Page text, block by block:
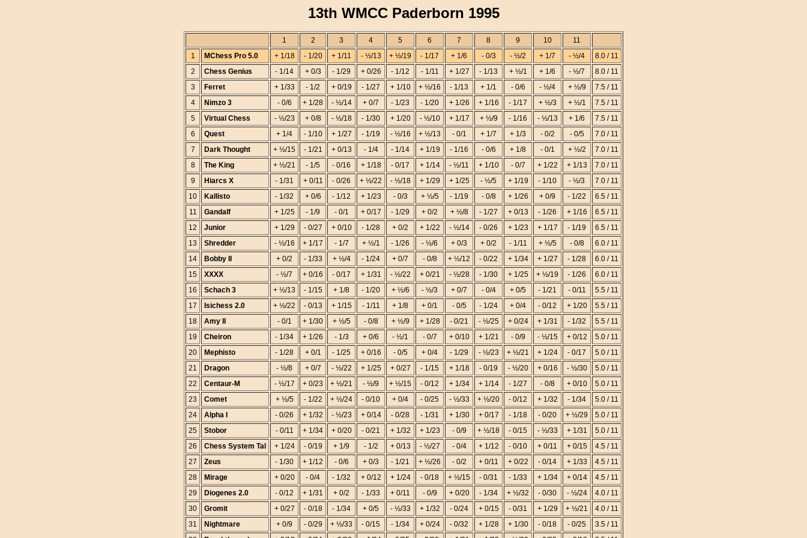
13th WMCC Paderborn 1995
1 2 3 4 5 6 7 8 9 10
11
1
MChess Pro 5.0 + 1/18 - 1/20 + 1/11 - ½/13 + ½/19 - 1/17 + 1/6 - 0/3 - ½/2 + 1/7 - ½/4
8.0 / 11
2
Chess Genius - 1/14 + 0/3 - 1/29 + 0/26 - 1/12 - 1/11 + 1/27 - 1/13 + ½/1 + 1/6 - ½/7
8.0 / 11
3
Ferret + 1/33 - 1/2 + 0/19 - 1/27 + 1/10 + ½/16 - 1/13 + 1/1 - 0/6 - ½/4 + ½/9
7.5 / 11
4
Nimzo 3 - 0/6 + 1/28 - ½/14 + 0/7 - 1/23 - 1/20 + 1/26 + 1/16 - 1/17 + ½/3 + ½/1
7.5 / 11
5
Virtual Chess - ½/23 + 0/8 - ½/18 - 1/30 + 1/20 - ½/10 + 1/17 + ½/9 - 1/16 - ½/13 + 1/6
7.5 / 11
6
Quest + 1/4 - 1/10 + 1/27 - 1/19 - ½/16 + ½/13 - 0/1 + 1/7 + 1/3 - 0/2 - 0/5
7.0 / 11
7
Dark Thought + ½/15 - 1/21 + 0/13 - 1/4 - 1/14 + 1/19 - 1/16 - 0/6 + 1/8 - 0/1 + ½/2
7.0 / 11
8
The King + ½/21 - 1/5 - 0/16 + 1/18 - 0/17 + 1/14 - ½/11 + 1/10 - 0/7 + 1/22 + 1/13
7.0 / 11
9
Hiarcs X - 1/31 + 0/11 - 0/26 + ½/22 - ½/18 + 1/29 + 1/25 - ½/5 + 1/19 - 1/10 - ½/3
7.0 / 11
10
Kallisto - 1/32 + 0/6 - 1/12 + 1/23 - 0/3 + ½/5 - 1/19 - 0/8 + 1/26 + 0/9 - 1/22
6.5 / 11
11
Gandalf + 1/25 - 1/9 - 0/1 + 0/17 - 1/29 + 0/2 + ½/8 - 1/27 + 0/13 - 1/26 + 1/16
6.5 / 11
12
Junior + 1/29 - 0/27 + 0/10 - 1/28 + 0/2 + 1/22 - ½/14 - 0/26 + 1/23 + 1/17 - 1/19
6.5 / 11
13
Shredder - ½/16 + 1/17 - 1/7 + ½/1 - 1/26 - ½/6 + 0/3 + 0/2 - 1/11 + ½/5 - 0/8
6.0 / 11
14
Bobby II + 0/2 - 1/33 + ½/4 - 1/24 + 0/7 - 0/8 + ½/12 - 0/22 + 1/34 + 1/27 - 1/28
6.0 / 11
15
XXXX - ½/7 + 0/16 - 0/17 + 1/31 - ½/22 + 0/21 - ½/28 - 1/30 + 1/25 + ½/19 - 1/26
6.0 / 11
16
Schach 3 + ½/13 - 1/15 + 1/8 - 1/20 + ½/6 - ½/3 + 0/7 - 0/4 + 0/5 - 1/21 - 0/11
5.5 / 11
17
Isichess 2.0 + ½/22 - 0/13 + 1/15 - 1/11 + 1/8 + 0/1 - 0/5 - 1/24 + 0/4 - 0/12 + 1/20
5.5 / 11
18
Amy II - 0/1 + 1/30 + ½/5 - 0/8 + ½/9 + 1/28 - 0/21 - ½/25 + 0/24 + 1/31 - 1/32
5.5 / 11
19
Cheiron - 1/34 + 1/26 - 1/3 + 0/6 - ½/1 - 0/7 + 0/10 + 1/21 - 0/9 - ½/15 + 0/12
5.0 / 11
20
Mephisto - 1/28 + 0/1 - 1/25 + 0/16 - 0/5 + 0/4 - 1/29 - ½/23 + ½/21 + 1/24 - 0/17
5.0 / 11
21
Dragon - ½/8 + 0/7 - ½/22 + 1/25 + 0/27 - 1/15 + 1/18 - 0/19 - ½/20 + 0/16 - ½/30
5.0 / 11
22
Centaur-M - ½/17 + 0/23 + ½/21 - ½/9 + ½/15 - 0/12 + 1/34 + 1/14 - 1/27 - 0/8 + 0/10
5.0 / 11
23
Comet + ½/5 - 1/22 + ½/24 - 0/10 + 0/4 - 0/25 - ½/33 + ½/20 - 0/12 + 1/32 - 1/34
5.0 / 11
24
Alpha I - 0/26 + 1/32 - ½/23 + 0/14 - 0/28 - 1/31 + 1/30 + 0/17 - 1/18 - 0/20 + ½/29
5.0 / 11
25
Stobor - 0/11 + 1/34 + 0/20 - 0/21 + 1/32 + 1/23 - 0/9 + ½/18 - 0/15 - ½/33 + 1/31
5.0 / 11
26
Chess System Tal + 1/24 - 0/19 + 1/9 - 1/2 + 0/13 - ½/27 - 0/4 + 1/12 - 0/10 + 0/11 + 0/15
4.5 / 11
27
Zeus - 1/30 + 1/12 - 0/6 + 0/3 - 1/21 + ½/26 - 0/2 + 0/11 + 0/22 - 0/14 + 1/33
4.5 / 11
28
Mirage + 0/20 - 0/4 - 1/32 + 0/12 + 1/24 - 0/18 + ½/15 - 0/31 - 1/33 + 1/34 + 0/14
4.5 / 11
29
Diogenes 2.0 - 0/12 + 1/31 + 0/2 - 1/33 + 0/11 - 0/9 + 0/20 - 1/34 + ½/32 - 0/30 - ½/24
4.0 / 11
30
Gromit + 0/27 - 0/18 - 1/34 + 0/5 - ½/33 + 1/32 - 0/24 + 0/15 - 0/31 + 1/29 + ½/21
4.0 / 11
31
Nightmare + 0/9 - 0/29 + ½/33 - 0/15 - 1/34 + 0/24 - 0/32 + 1/28 + 1/30 - 0/18 - 0/25
3.5 / 11